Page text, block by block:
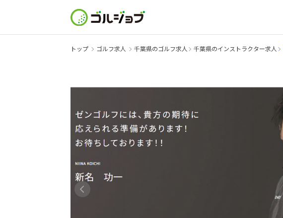
トップ ゴルフ求人 千葉県のゴルフ求人 千葉県のインストラクター求人